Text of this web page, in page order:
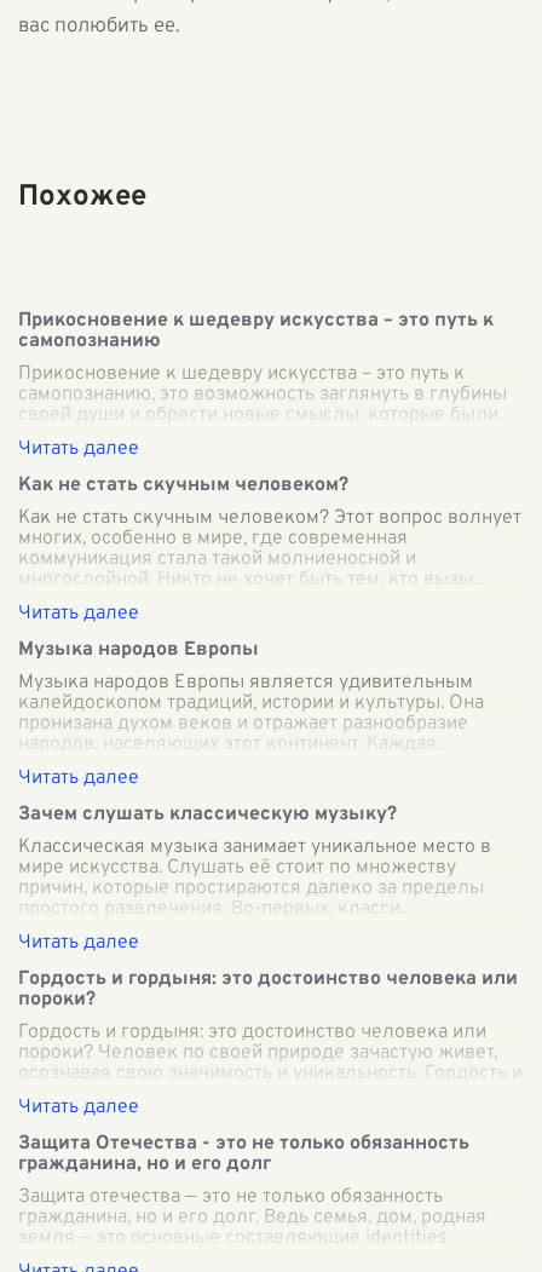
вас полюбить ее.
Похожее
Прикосновение к шедевру искусства – это путь к
самопознанию
Прикосновение к шедевру искусства – это путь к
самопознанию, это возможность заглянуть в глубины
своей души и обрести новые смыслы, которые были
скрыты в повседневной суете. Когда
Как не стать скучным человеком?
Как не стать скучным человеком? Этот вопрос волнует
многих, особенно в мире, где современная
коммуникация стала такой молниеносной и
многослойной. Никто не хочет быть тем, кто вызы
Музыка народов Европы
Музыка народов Европы является удивительным
калейдоскопом традиций, истории и культуры. Она
пронизана духом веков и отражает разнообразие
народов, населяющих этот континент. Каждая
Зачем слушать классическую музыку?
Классическая музыка занимает уникальное место в
мире искусства. Слушать её стоит по множеству
причин, которые простираются далеко за пределы
простого развлечения. Во-первых, класси
Гордость и гордыня: это достоинство человека или
пороки?
Гордость и гордыня: это достоинство человека или
пороки? Человек по своей природе зачастую живет,
осознавая свою значимость и уникальность. Гордость и
гордыня могут выступать весо
Защита Отечества - это не только обязанность
гражданина, но и его долг
Защита отечества — это не только обязанность
гражданина, но и его долг. Ведь семья, дом, родная
земля — это основные составляющие identities
каждого человека. Нам даны милостями ис